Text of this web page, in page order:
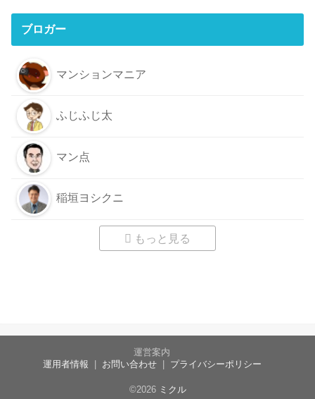
ブロガー
マンションマニア
ふじふじ太
マン点
稲垣ヨシクニ
もっと見る
運営案内
運用者情報
お問い合わせ プライバシーポリシー
©2026 ミクル